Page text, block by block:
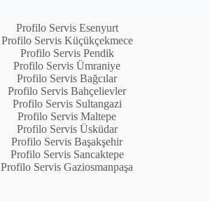
Profilo Servis Esenyurt
Profilo Servis Küçükçekmece
Profilo Servis Pendik
Profilo Servis Ümraniye
Profilo Servis Bağcılar
Profilo Servis Bahçelievler
Profilo Servis Sultangazi
Profilo Servis Maltepe
Profilo Servis Üsküdar
Profilo Servis Başakşehir
Profilo Servis Sancaktepe
Profilo Servis Gaziosmanpaşa